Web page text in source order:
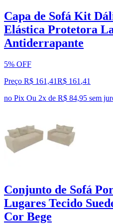
Capa de Sofá Kit
Elástica Protetora
Antiderrapante
5% OFF
Preço R$ 161,41R$ 161 ,41
no Pix Ou 2x de R$ 84,95 sem
Conjunto de Sofá
Lugares Tecido
Cor Bege